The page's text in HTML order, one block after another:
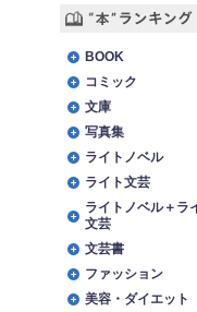
BOOK
コミック
文庫
写真集
ライトノベル
ライト文芸
ライトノベル＋ラ
文芸
文芸書
ファッション
美容・ダイエット